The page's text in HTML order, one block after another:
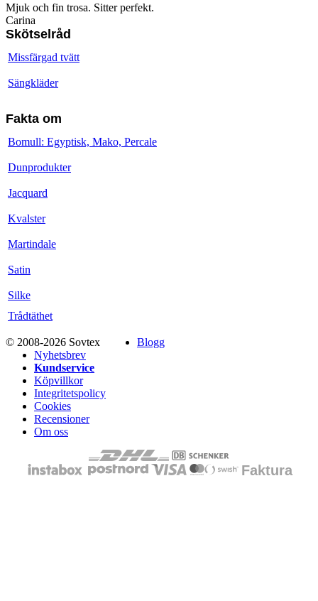
Mjuk och fin trosa. Sitter perfekt.
Carina
Skötselråd
Missfärgad tvätt
Sängkläder
Fakta om
Bomull: Egyptisk, Mako, Percale
Dunprodukter
Jacquard
Kvalster
Martindale
Satin
Silke
Trådtäthet
© 2008-2026 Sovtex
Blogg
Nyhetsbrev
Kundservice
Köpvillkor
Integritetspolicy
Cookies
Recensioner
Om oss